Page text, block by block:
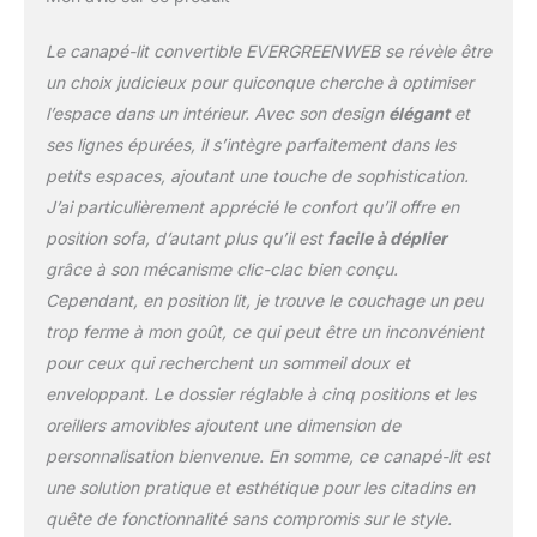
les environnements et à
tous les styles de votre
maison, il s'intègre dans
le salon, dans le bureau,
dans une chambre, dans
une chambre, convient
également aux chambres
d'hôtes, hôtels, fermes.
Blanc, Gris, Bleu, Unique
Dimensions fermé : 84
cm de largeur, 87 cm de
profondeur, 83 cm de
taille fermé, 128 cm de
large, 87 cm de
profondeur, 83 cm de
haut | Dimensions du lit
140 cm fermé, largeur
148 cm, profondeur 87
Le canapé-lit convertible EVERGREENWEB se révèle être
un choix judicieux pour quiconque cherche à optimiser
l’espace dans un intérieur. Avec son design élégantet
ses lignes épurées, il s’intègre parfaitement dans les
petits espaces, ajoutant une touche de sophistication.
J’ai particulièrement apprécié le confort qu’il offre en
position sofa, d’autant plus qu’il est facile à déplier
grâce à son mécanisme clic-clac bien conçu.
Cependant, en position lit, je trouve le couchage un peu
trop ferme à mon goût, ce qui peut être un inconvénient
pour ceux qui recherchent un sommeil doux et
enveloppant. Le dossier réglable à cinq positions et les
oreillers amovibles ajoutent une dimension de
personnalisation bienvenue. En somme, ce canapé-lit est
une solution pratique et esthétique pour les citadins en
quête de fonctionnalité sans compromis sur le style.